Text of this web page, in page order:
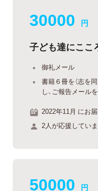
30000 円
子ども達にこ
御礼メール
書籍６冊を（志を
し、ご報告メール
2022年11月 にお届
2人が応援していま
50000 円